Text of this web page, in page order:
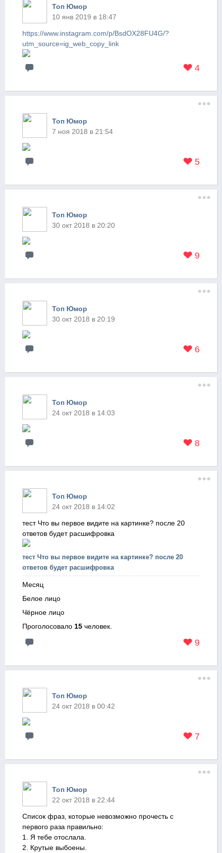
Топ Юмор
10 янв 2019 в 18:47
https://www.instagram.com/p/BsdOX28FU4G/?
utm_source=ig_web_copy_link
4
Топ Юмор
7 ноя 2018 в 21:54
5
Топ Юмор
30 окт 2018 в 20:20
9
Топ Юмор
30 окт 2018 в 20:19
6
Топ Юмор
24 окт 2018 в 14:03
8
Топ Юмор
24 окт 2018 в 14:02
тест Что вы первое видите на картинке? после 20
ответов будет расшифровка
тест Что вы первое видите на картинке? после 20
ответов будет расшифровка
Месяц
Белое лицо
Чёрное лицо
Проголосовало 15 человек.
9
Топ Юмор
24 окт 2018 в 00:42
7
Топ Юмор
22 окт 2018 в 22:44
Список фраз, которые невозможно прочесть с
первого раза правильно:
1. Я тебе отослала.
2. Крутые выбоены.